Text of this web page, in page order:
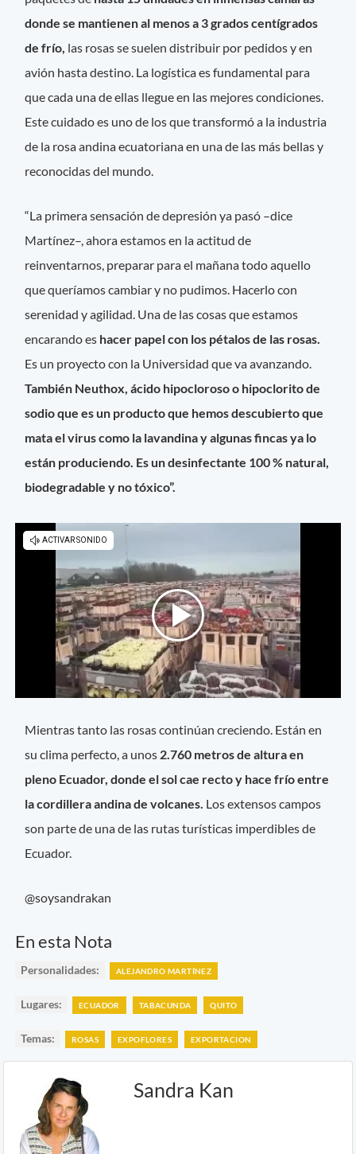
donde se mantienen al menos a 3 grados centígrados
de frío, las rosas se suelen distribuir por pedidos y en
avión hasta destino. La logística es fundamental para
que cada una de ellas llegue en las mejores condiciones.
Este cuidado es uno de los que transformó a la industria
de la rosa andina ecuatoriana en una de las más bellas y
reconocidas del mundo.
“La primera sensación de depresión ya pasó –dice
Martínez–, ahora estamos en la actitud de
reinventarnos, preparar para el mañana todo aquello
que queríamos cambiar y no pudimos. Hacerlo con
serenidad y agilidad. Una de las cosas que estamos
encarando es hacer papel con los pétalos de las rosas.
Es un proyecto con la Universidad que va avanzando.
También Neuthox, ácido hipocloroso o hipoclorito de
sodio que es un producto que hemos descubierto que
mata el virus como la lavandina y algunas fincas ya lo
están produciendo. Es un desinfectante 100 % natural,
biodegradable y no tóxico”.
Mientras tanto las rosas continúan creciendo. Están en
su clima perfecto, a unos 2.760 metros de altura en
pleno Ecuador, donde el sol cae recto y hace frío entre
la cordillera andina de volcanes. Los extensos campos
son parte de una de las rutas turísticas imperdibles de
Ecuador.
@soysandrakan
En esta Nota
Personalidades: ALEJANDRO MARTÍNEZ
Lugares: ECUADOR TABACUNDA QUITO
Temas: ROSAS EXPOFLORES EXPORTACION
Sandra Kan